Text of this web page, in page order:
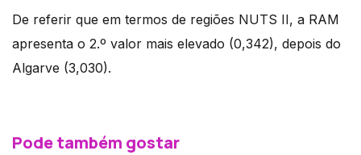
De referir que em termos de regiões NUTS II, a RAM
apresenta o 2.º valor mais elevado (0,342), depois do
Algarve (3,030).
Pode também gostar